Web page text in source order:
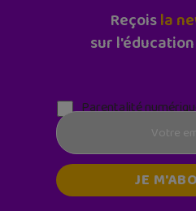
Reçoisla
sur
Parentalité